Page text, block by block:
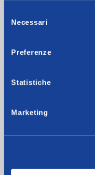
delNecessari
Preferenze
Statistiche
Marketing
€/kWh